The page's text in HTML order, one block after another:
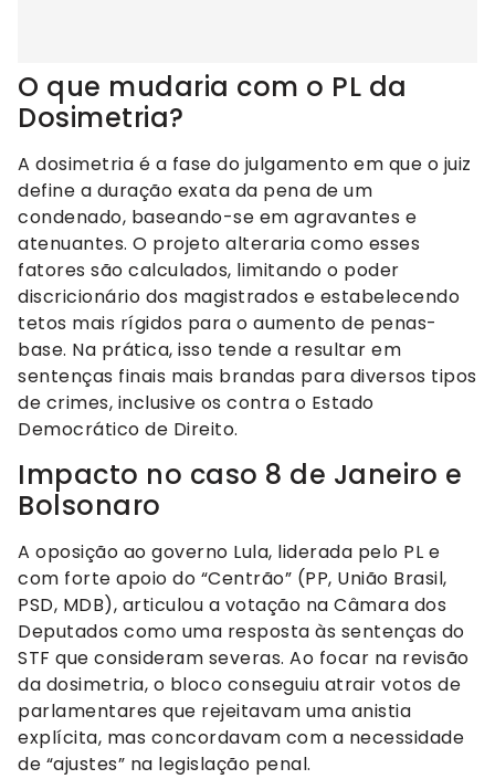
O que mudaria com o PL da
Dosimetria?
A dosimetria é a fase do julgamento em que o juiz
define a duração exata da pena de um
condenado, baseando-se em agravantes e
atenuantes. O projeto alteraria como esses
fatores são calculados, limitando o poder
discricionário dos magistrados e estabelecendo
tetos mais rígidos para o aumento de penas-
base. Na prática, isso tende a resultar em
sentenças finais mais brandas para diversos tipos
de crimes, inclusive os contra o Estado
Democrático de Direito.
Impacto no caso 8 de Janeiro e
Bolsonaro
A oposição ao governo Lula, liderada pelo PL e
com forte apoio do “Centrão” (PP, União Brasil,
PSD, MDB), articulou a votação na Câmara dos
Deputados como uma resposta às sentenças do
STF que consideram severas. Ao focar na revisão
da dosimetria, o bloco conseguiu atrair votos de
parlamentares que rejeitavam uma anistia
explícita, mas concordavam com a necessidade
de “ajustes” na legislação penal.